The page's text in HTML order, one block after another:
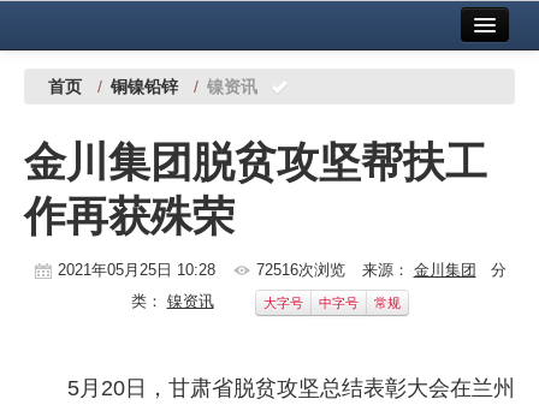
中国有色金属报社主办 广告服务
铜镍铅锌
铝
稀有稀土
首页 / 铜镍铅锌 / 镍资讯
金川集团脱贫攻坚帮扶工
作再获殊荣
2021年05月25日 10:28 72516次浏览 来源： 金川集团 分
类： 镍资讯 大字号 中字号 常规
5月20日，甘肃省脱贫攻坚总结表彰大会在兰州